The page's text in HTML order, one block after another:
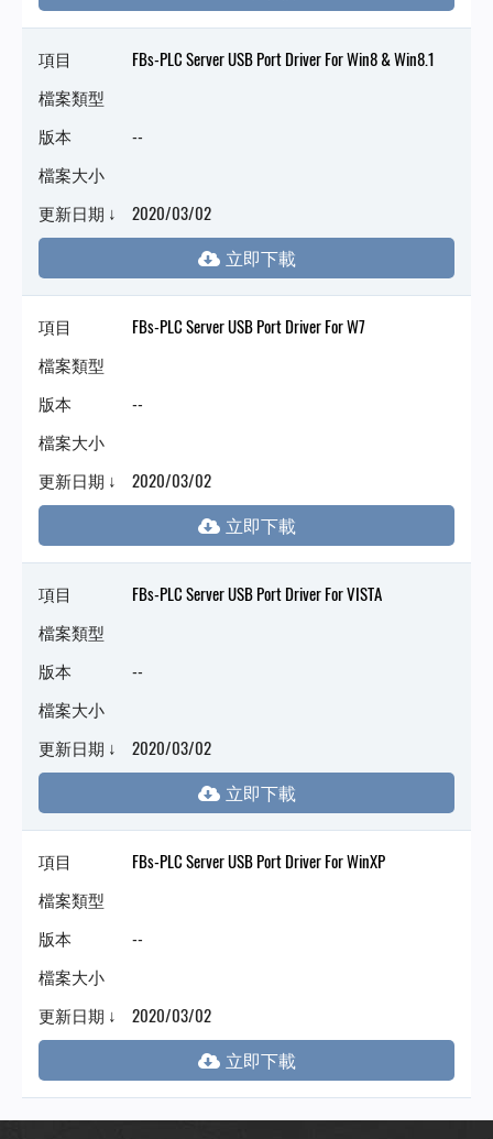
項目
FBs-PLC Server USB Port Driver For Win8 & Win8.1
檔案類型
版本
--
檔案大小
更新日期 ↓
2020/03/02
項目
FBs-PLC Server USB Port Driver For W7
檔案類型
版本
--
檔案大小
更新日期 ↓
2020/03/02
項目
FBs-PLC Server USB Port Driver For VISTA
檔案類型
版本
--
檔案大小
更新日期 ↓
2020/03/02
項目
FBs-PLC Server USB Port Driver For WinXP
檔案類型
版本
--
檔案大小
更新日期 ↓
2020/03/02